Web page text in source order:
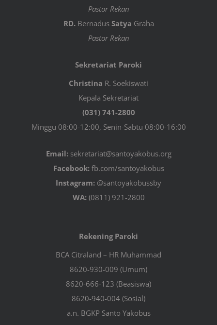
Pastor Rekan
RD.Bernadus Satya Graha
Pastor Rekan
Sekretariat Paroki
Christina R. Soekiswati
Kepala Sekretariat
(031) 741-2800
Minggu 08:00-12:00, Senin-Sabtu 08:00-16:00
Email:sekretariat@santoyakobus.org
Facebook:fb.com/santoyakobus
Instagram: @santoyakobussby
WA:(0811) 921-2800
Rekening Paroki
BCA Citraland – HR Muhammad
8620-930-009 (Umum)
8620-666-123 (Beasiswa)
8620-940-004 (Sosial)
a.n. BGKP Santo Yakobus